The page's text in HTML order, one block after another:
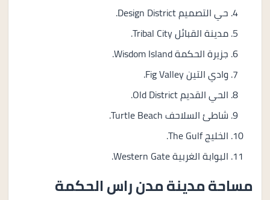
حي التصميم Design District.
مدينة القبائل Tribal City.
جزيرة الحكمة Wisdom Island.
وادي التين Fig Valley.
الحي القديم Old District.
شاطئ السلاحف Turtle Beach.
الخليج The Gulf.
البوابة الغربية Western Gate.
مساحة مدينة مدن راس الحكمة